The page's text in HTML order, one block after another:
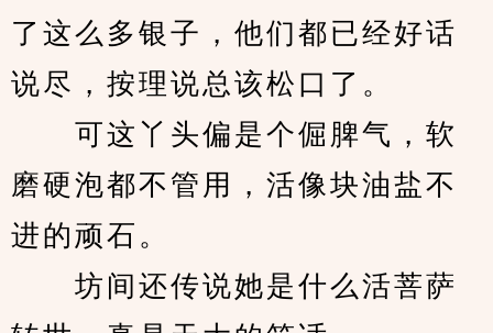
了这么多银子，他们都已经好话
说尽，按理说总该松口了。
可这丫头偏是个倔脾气，软
磨硬泡都不管用，活像块油盐不
进的顽石。
坊间还传说她是什么活菩萨